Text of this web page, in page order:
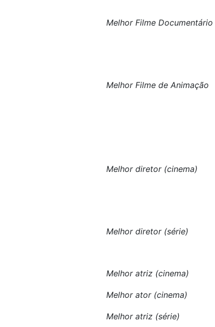
Melhor Filme Documentário
Melhor Filme de Animação
Melhor diretor (cinema)
Melhor diretor (série)
Melhor atriz (cinema)
Melhor ator (cinema)
Melhor atriz (série)